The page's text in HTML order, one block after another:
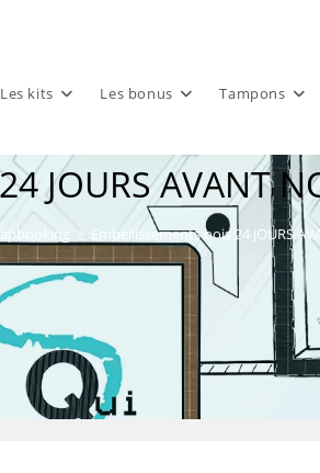
Les kits Les bonus Tampons
JOURS AVANT
> Embellissements bois 24 JOURS